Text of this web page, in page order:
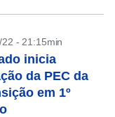
22 - 21:15min
inicia
da PEC da
em 1º